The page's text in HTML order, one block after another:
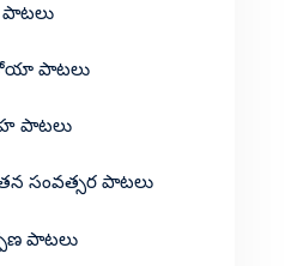
పాటలు
కోయా పాటలు
పాటలు
సంవత్సర పాటలు
పాటలు